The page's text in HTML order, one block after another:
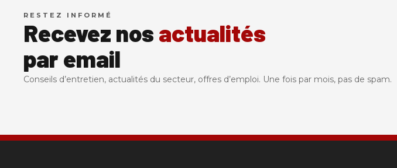
RESTEZ INFORMÉ
Recevez nos actualités
par email
Conseils d’entretien, actualités du secteur, offres d’emploi. Une fois par mois, pas de spam.